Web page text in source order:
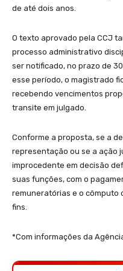
de até dois anos.
O texto aprovado pela CCJ
processo administrativo
ser notificado, no prazo de
esse período, o magistrado
recebendo vencimentos
transite em julgado.
Conforme a proposta, se a
representação ou se a ação
improcedente em decisão
suas funções, com o
remuneratórias e o cômputo
fins.
*Com informações da